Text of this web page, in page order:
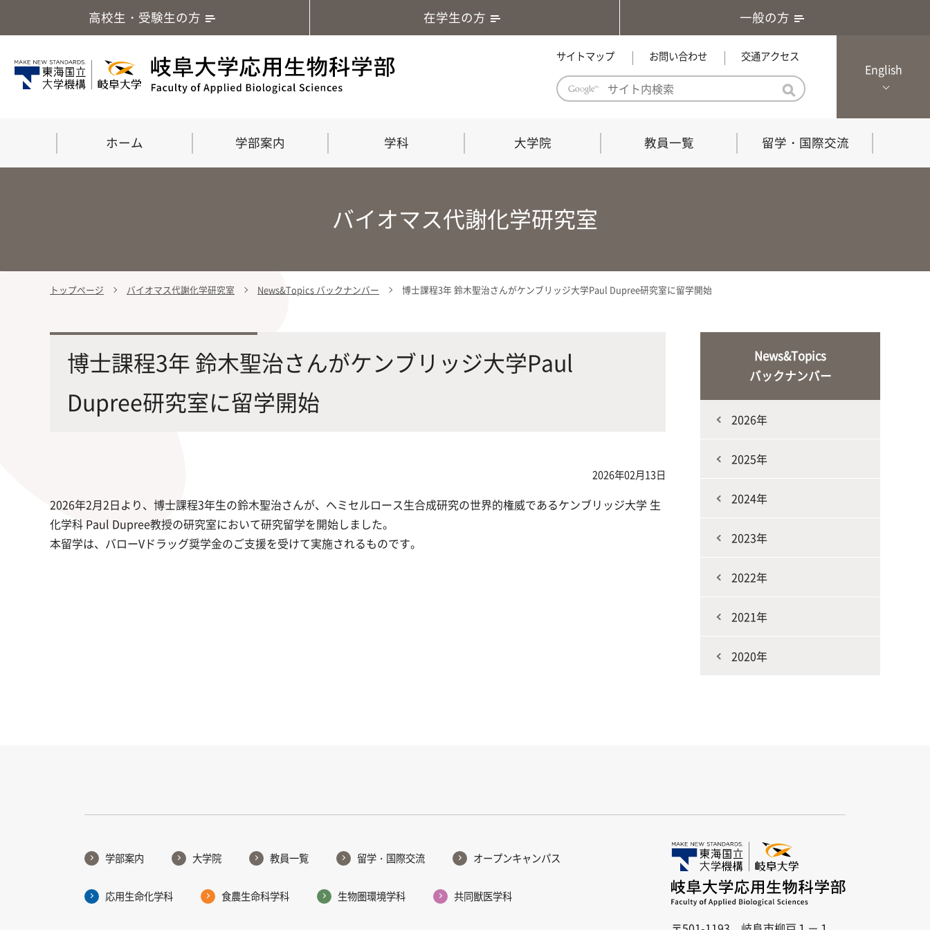
高校生・受験生の方 在学生の方 一般の方
サイトマップ お問い合わせ 交通アクセス
English
ホーム 学部案内
学部案内
学部・大学院の教育ビジョン、
沿革及び入試情報について
教育理念・教育目標 教育における３つの方針
「専門的能力の要素」「達成すべき
水準」「評価方法」
学科の教育における３つの方針と専
門的能力
附属施設・教育研究関連施設
学科
応用生命化学科
最先端の化学とバイオテクノロジー
を創造
食農生命科学科 生物圏環境学科
ーズに対応
共同獣医学科
人と動物との共生を目指し、動物の
旧課程・コースはこちら 応用生命科学課程 生産環境科学課程
大学院
大学院
修士課程・博士課程
連合獣医学研究科（博士課程） 共同獣医学研究科（博士課程）
教員一覧 留学・国際交流
留学・国際交流
応用生物科学部グローカル推進室担
バイオマス代謝化学研究室
トップページ バイオマス代謝化学研究室 News&Topics バックナンバー 博士課程3年 鈴木聖治さんがケンブリッジ大学Paul Dupree研究室に留学開始
博士課程3年 鈴木聖治さんがケンブリッジ大学Paul
Dupree研究室に留学開始
2026年02月13日
2026年2月2日より、博士課程3年生の鈴木聖治さんが、ヘミセルロース生合成研究の世界的権威であるケンブリッジ大学 生
化学科 Paul Dupree教授の研究室において研究留学を開始しました。
本留学は、バローVドラッグ奨学金のご支援を受けて実施されるものです。
News&Topics
バックナンバー
2026年
2025年
2024年
2023年
2022年
2021年
2020年
学部案内 大学院 教員一覧 留学・国際交流 オープンキャンパス
応用生命化学科 食農生命科学科 生物圏環境学科 共同獣医学科